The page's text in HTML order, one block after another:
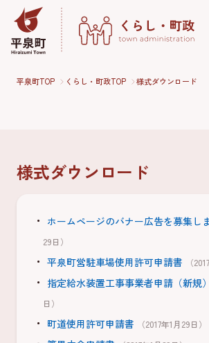
平泉町TOP くらし・町政TOP 様式ダウンロード
様式ダウンロード
ホームページのバナー広告を募集し
29日）
平泉町営駐車場使用許可申請書 （
指定給水装置工事事業者申請（新規）
日）
町道使用許可申請書 （2017年1月29日）